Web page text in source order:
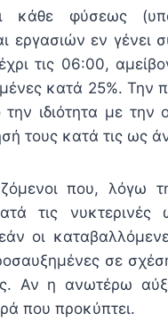
κάθε φύσεως
εργασιών εν γένει
τις 06:00,
κατά 25%. Την
την ιδιότητα με
τους κατά τις ως
που, λόγω
τις νυκτερινές
οι
σε
Αν η ανωτέρω
που προκύπτει.